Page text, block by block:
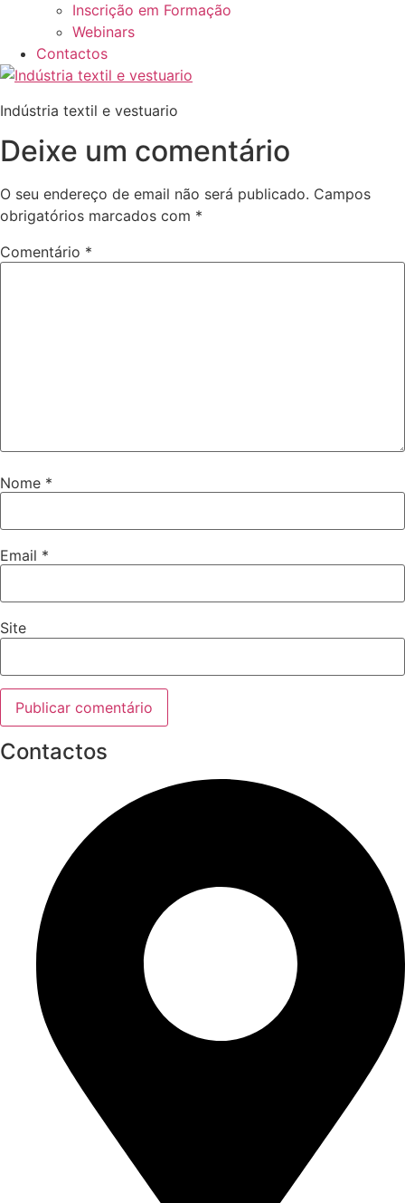
Inscrição em Formação
Webinars
Contactos
Indústria textil e vestuario
Deixe um comentário
O seu endereço de email não será publicado. Campos
obrigatórios marcados com *
Comentário *
Nome *
Email *
Site
Contactos